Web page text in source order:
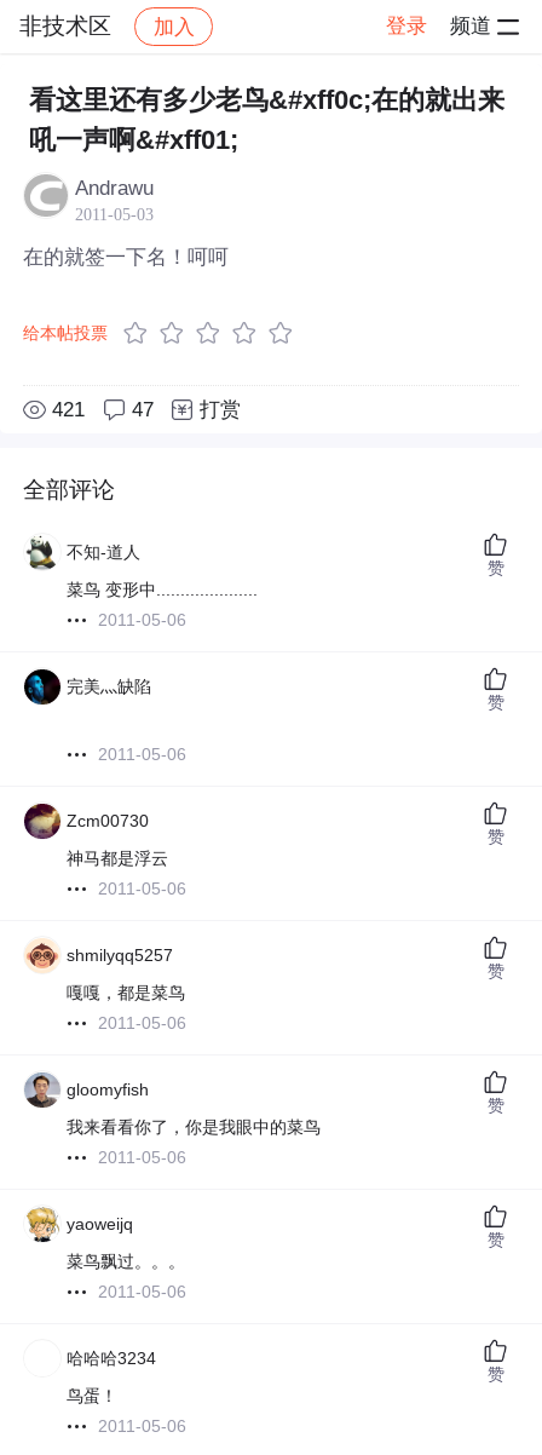
非技术区 加入 登录 频道
社区 非技术区 帖子详情
看这里还有多少老鸟&#xff0c;在的就出来
吼一声啊&#xff01;
Andrawu
2011-05-03
在的就签一下名！呵呵
给本帖投票
421 47 打赏
全部评论
不知-道人
菜鸟 变形中.....................
2011-05-06
赞
完美灬缺陷
2011-05-06
赞
Zcm00730
神马都是浮云
2011-05-06
赞
shmilyqq5257
嘎嘎，都是菜鸟
2011-05-06
赞
gloomyfish
我来看看你了，你是我眼中的菜鸟
2011-05-06
赞
yaoweijq
菜鸟飘过。。。
2011-05-06
赞
哈哈哈3234
鸟蛋！
2011-05-06
赞